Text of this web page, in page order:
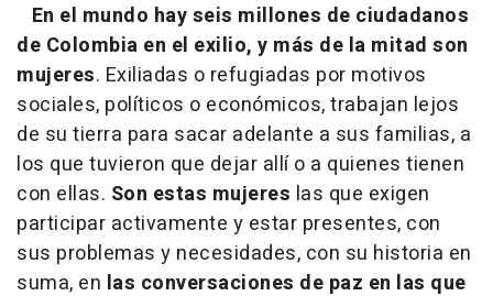
En el mundo hay seis millones de ciudadanos
de Colombia en el exilio, y más de la mitad son
mujeres. Exiliadas o refugiadas por motivos
sociales, políticos o económicos, trabajan lejos
de su tierra para sacar adelante a sus familias, a
los que tuvieron que dejar allí o a quienes tienen
con ellas. Son estas mujeres las que exigen
participar activamente y estar presentes, con
sus problemas y necesidades, con su historia en
suma, en las conversaciones de paz en las que